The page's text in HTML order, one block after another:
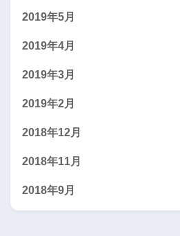
2019年5月
2019年4月
2019年3月
2019年2月
2018年12月
2018年11月
2018年9月